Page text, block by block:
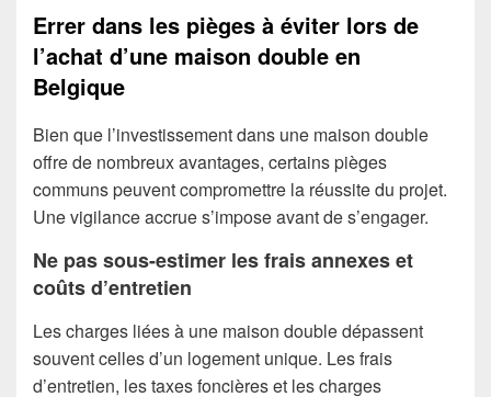
Errer dans les pièges à éviter lors de
l’achat d’une maison double en
Belgique
Bien que l’investissement dans une maison double
offre de nombreux avantages, certains pièges
communs peuvent compromettre la réussite du projet.
Une vigilance accrue s’impose avant de s’engager.
Ne pas sous-estimer les frais annexes et
coûts d’entretien
Les charges liées à une maison double dépassent
souvent celles d’un logement unique. Les frais
d’entretien, les taxes foncières et les charges